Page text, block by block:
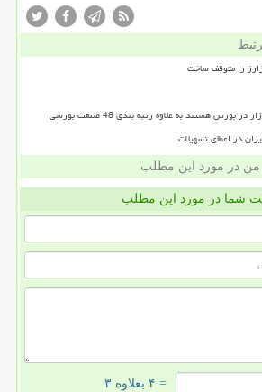
هستند به علاوه رتبه بندی 48 صنعت بورسی
در اعطای تسهیلات
من در مورد این مطلب
شما در مورد این مطلب
= ۴ بعلاوه ۳